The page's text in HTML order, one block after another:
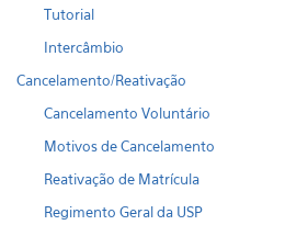
Tutorial
Intercâmbio
Cancelamento/Reativação
Cancelamento Voluntário
Motivos de Cancelamento
Reativação de Matrícula
Regimento Geral da USP